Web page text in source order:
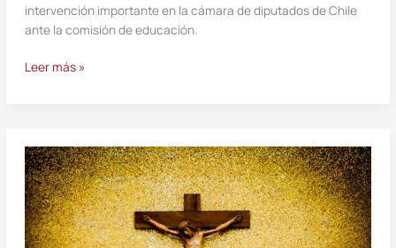
intervención importante en la cámara de diputados de Chile
ante la comisión de educación.
Leer más »
Comunión
y
misericordia